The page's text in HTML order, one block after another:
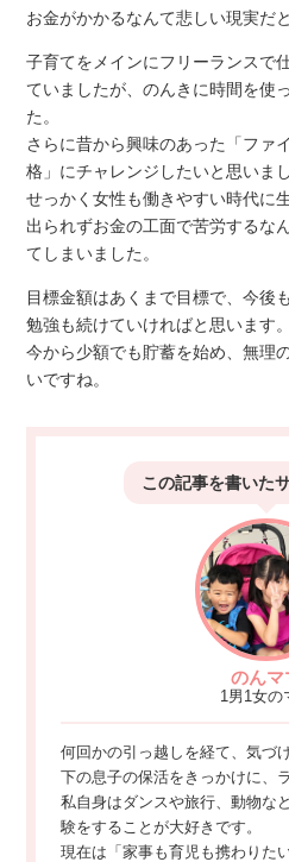
お金がかかるなんて悲しい現実だ
子育てをメインにフリーランスで
ていましたが、のんきに時間を使
た。
さらに昔から興味のあった「ファ
格」にチャレンジしたいと思いまし
せっかく女性も働きやすい時代に
出られずお金の工面で苦労するな
てしまいました。
目標金額はあくまで目標で、今後
勉強も続けていければと思います。
今から少額でも貯蓄を始め、無理
いですね。
この記事を書いた
のんマ
1男1女の
何回かの引っ越しを経て、気づ
下の息子の保活をきっかけに、
私自身はダンスや旅行、動物な
験をすることが大好きです。
現在は「家事も育児も携わりた